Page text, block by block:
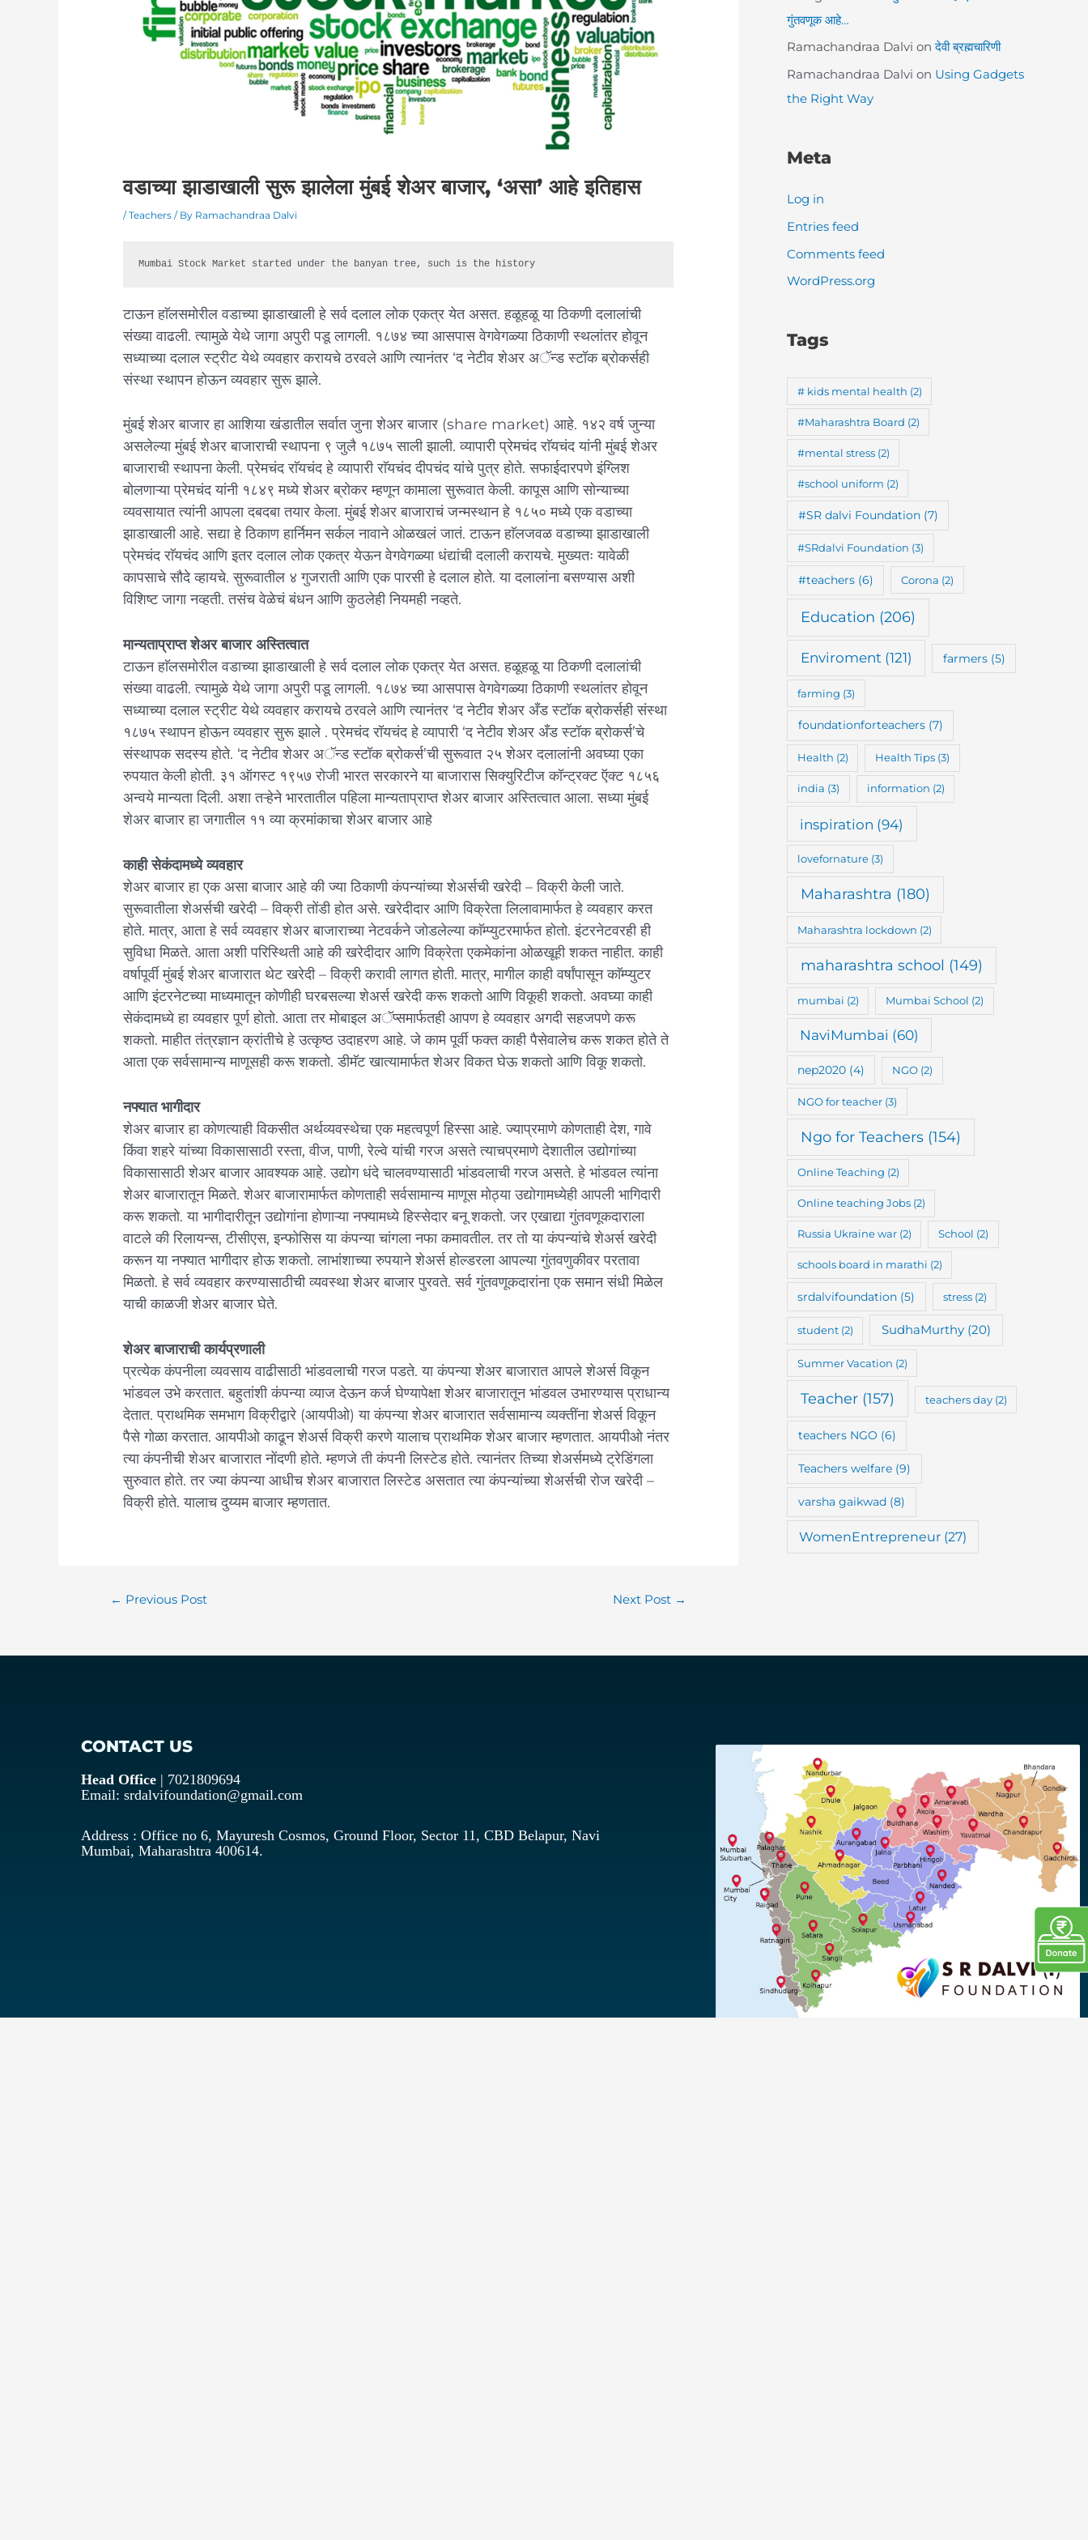
वडाच्या झाडाखाली सुरू झालेला मुंबई शेअर बाजार, ‘असा’ आहे इतिहास
/Teachers / By Ramachandraa Dalvi
Mumbai Stock Market started under the banyan tree, such is the history
टाऊन हाॅलसमोरील वडाच्या झाडाखाली हे सर्व दलाल लोक एकत्र येत असत. हळूहळू या ठिकणी दलालांची
संख्या वाढली. त्यामुळे येथे जागा अपुरी पडू लागली. १८७४ च्या आसपास वेगवेगळ्या ठिकाणी स्थलांतर होवून
सध्याच्या दलाल स्ट्रीट येथे व्यवहार करायचे ठरवले आणि त्यानंतर ‘द नेटीव शेअर अॅन्ड स्टॉक ब्रोकर्सही
संस्था स्थापन होऊन व्यवहार सुरू झाले.
मुंबई शेअर बाजार हा आशिया खंडातील सर्वात जुना शेअर बाजार (share market) आहे. १४२ वर्ष जुन्या
असलेल्या मुंबई शेअर बाजाराची स्थापना ९ जुलै १८७५ साली झाली. व्यापारी प्रेमचंद राॅयचंद यांनी मुंबई शेअर
बाजाराची स्थापना केली. प्रेमचंद राॅयचंद हे व्यापारी राॅयचंद दीपचंद यांचे पुत्र होते. सफाईदारपणे इंग्लिश
बोलणाऱ्या प्रेमचंद यांनी १८४९ मध्ये शेअर ब्रोकर म्हणून कामाला सुरूवात केली. कापूस आणि सोन्याच्या
व्यवसायात त्यांनी आपला दबदबा तयार केला. मुंबई शेअर बाजाराचं जन्मस्थान हे १८५० मध्ये एक वडाच्या
झाडाखाली आहे. सद्या हे ठिकाण हार्निमन सर्कल नावाने ओळखलं जातं. टाऊन हाॅलजवळ वडाच्या झाडाखाली
प्रेमचंद राॅयचंद आणि इतर दलाल लोक एकत्र येऊन वेगवेगळ्या धंद्यांची दलाली करायचे. मुख्यतः यावेळी
कापसाचे सौदे व्हायचे. सुरूवातील ४ गुजराती आणि एक पारसी हे दलाल होते. या दलालांना बसण्यास अशी
विशिष्ट जागा नव्हती. तसंच वेळेचं बंधन आणि कुठलेही नियमही नव्हते.
मान्यताप्राप्त शेअर बाजार अस्तित्वात
टाऊन हाॅलसमोरील वडाच्या झाडाखाली हे सर्व दलाल लोक एकत्र येत असत. हळूहळू या ठिकणी दलालांची
संख्या वाढली. त्यामुळे येथे जागा अपुरी पडू लागली. १८७४ च्या आसपास वेगवेगळ्या ठिकाणी स्थलांतर होवून
सध्याच्या दलाल स्ट्रीट येथे व्यवहार करायचे ठरवले आणि त्यानंतर ‘द नेटीव शेअर अँड स्टॉक ब्रोकर्सही संस्था
१८७५ स्थापन होऊन व्यवहार सुरू झाले . प्रेमचंद रॉयचंद हे व्यापारी ‘द नेटीव शेअर अँड स्टॉक ब्रोकर्स’चे
संस्थापक सदस्य होते. ‘द नेटीव शेअर अॅन्ड स्टॉक ब्रोकर्स’ची सुरूवात २५ शेअर दलालांनी अवघ्या एका
रुपयात केली होती. ३१ ऑगस्ट १९५७ रोजी भारत सरकारने या बाजारास सिक्युरिटीज कॉन्ट्रक्ट ऍक्ट १८५६
अन्वये मान्यता दिली. अशा तऱ्हेने भारतातील पहिला मान्यताप्राप्त शेअर बाजार अस्तित्वात आला. सध्या मुंबई
शेअर बाजार हा जगातील ११ व्या क्रमांकाचा शेअर बाजार आहे
काही सेकंदामध्ये व्यवहार
शेअर बाजार हा एक असा बाजार आहे की ज्या ठिकाणी कंपन्यांच्या शेअर्सची खरेदी – विक्री केली जाते.
सुरूवातीला शेअर्सची खरेदी – विक्री तोंडी होत असे. खरेदीदार आणि विक्रेता लिलावामार्फत हे व्यवहार करत
होते. मात्र, आता हे सर्व व्यवहार शेअर बाजाराच्या नेटवर्कने जोडलेल्या काॅम्प्युटरमार्फत होतो. इंटरनेटवरही ही
सुविधा मिळते. आता अशी परिस्थिती आहे की खरेदीदार आणि विक्रेता एकमेकांना ओळखूही शकत नाहीत. काही
वर्षापूर्वी मुंबई शेअर बाजारात थेट खरेदी – विक्री करावी लागत होती. मात्र, मागील काही वर्षांपासून काॅम्प्युटर
आणि इंटरनेटच्या माध्यमातून कोणीही घरबसल्या शेअर्स खरेदी करू शकतो आणि विकूही शकतो. अवघ्या काही
सेकंदामध्ये हा व्यवहार पूर्ण होतो. आता तर मोबाइल अॅप्समार्फतही आपण हे व्यवहार अगदी सहजपणे करू
शकतो. माहीत तंत्रज्ञान क्रांतीचे हे उत्कृष्ठ उदाहरण आहे. जे काम पूर्वी फक्त काही पैसेवालेच करू शकत होते ते
आता एक सर्वसामान्य माणूसही करू शकतो. डीमॅट खात्यामार्फत शेअर विकत घेऊ शकतो आणि विकू शकतो.
नफ्यात भागीदार
शेअर बाजार हा कोणत्याही विकसीत अर्थव्यवस्थेचा एक महत्वपूर्ण हिस्सा आहे. ज्याप्रमाणे कोणताही देश, गावे
किंवा शहरे यांच्या विकासासाठी रस्ता, वीज, पाणी, रेल्वे यांची गरज असते त्याचप्रमाणे देशातील उद्योगांच्या
विकासासाठी शेअर बाजार आवश्यक आहे. उद्योग धंदे चालवण्यासाठी भांडवलाची गरज असते. हे भांडवल त्यांना
शेअर बाजारातून मिळते. शेअर बाजारामार्फत कोणताही सर्वसामान्य माणूस मोठ्या उद्योगामध्येही आपली भागिदारी
करू शकतो. या भागीदारीतून उद्योगांना होणाऱ्या नफ्यामध्ये हिस्सेदार बनू शकतो. जर एखाद्या गुंतवणूकदाराला
वाटले की रिलायन्स, टीसीएस, इन्फोसिस या कंपन्या चांगला नफा कमावतील. तर तो या कंपन्यांचे शेअर्स खरेदी
करून या नफ्यात भागीदार होऊ शकतो. लाभांशाच्या रुपयाने शेअर्स होल्डरला आपल्या गुंतवणुकीवर परतावा
मिळतो. हे सर्व व्यवहार करण्यासाठीची व्यवस्था शेअर बाजार पुरवते. सर्व गुंतवणूकदारांना एक समान संधी मिळेल
याची काळजी शेअर बाजार घेते.
शेअर बाजाराची कार्यप्रणाली
प्रत्येक कंपनीला व्यवसाय वाढीसाठी भांडवलाची गरज पडते. या कंपन्या शेअर बाजारात आपले शेअर्स विकून
भांडवल उभे करतात. बहुतांशी कंपन्या व्याज देऊन कर्ज घेण्यापेक्षा शेअर बाजारातून भांडवल उभारण्यास प्राधान्य
देतात. प्राथमिक समभाग विक्रीद्वारे (आयपीओ) या कंपन्या शेअर बाजारात सर्वसामान्य व्यक्तींना शेअर्स विकून
पैसे गोळा करतात. आयपीओ काढून शेअर्स विक्री करणे यालाच प्राथमिक शेअर बाजार म्हणतात. आयपीओ नंतर
त्या कंपनीची शेअर बाजारात नोंदणी होते. म्हणजे ती कंपनी लिस्टेड होते. त्यानंतर तिच्या शेअर्समध्ये ट्रेडिंगला
सुरुवात होते. तर ज्या कंपन्या आधीच शेअर बाजारात लिस्टेड असतात त्या कंपन्यांच्या शेअर्सची रोज खरेदी –
विक्री होते. यालाच दुय्यम बाजार म्हणतात.
← Previous Post Next Post →
गुंतवणूक आहे…
Ramachandraa Dalvi onदेवी ब्रह्मचारिणी
Ramachandraa Dalvi on Using Gadgets
the Right Way
Meta
Log in
Entries feed
Comments feed
WordPress.org
Tags
# kids mental health (2)
#Maharashtra Board (2)
#mental stress(2)
#school uniform (2)
#SR dalvi Foundation(7)
#SRdalvi Foundation (3)
#teachers(6) Corona (2)
Education (206)
Enviroment(121) farmers(5)
farming (3)
foundationforteachers(7)
Health (2) Health Tips (3)
india (3) information (2)
inspiration (94)
lovefornature(3)
Maharashtra (180)
Maharashtra lockdown (2)
maharashtra school (149)
mumbai (2) Mumbai School (2)
NaviMumbai (60)
nep2020 (4) NGO (2)
NGO for teacher(3)
Ngo for Teachers(154)
Online Teaching (2)
Online teaching Jobs(2)
Russia Ukraine war(2) School (2)
schools board in marathi (2)
srdalvifoundation (5) stress(2)
student(2) SudhaMurthy (20)
Summer Vacation (2)
Teacher(157) teachers day(2)
teachers NGO (6)
Teachers welfare(9)
varsha gaikwad(8)
WomenEntrepreneur (27)
CONTACT US
Head Office | 7021809694
Email: srdalvifoundation@gmail.com
Address : Office no 6, Mayuresh Cosmos, Ground Floor, Sector 11, CBD Belapur, Navi
Mumbai, Maharashtra 400614.